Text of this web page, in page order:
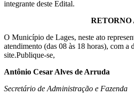
integrante deste Edital.
RETORNO
O Município de Lages, neste ato
atendimento (das 08 às 18 horas), com a
site.Publique-se,
Antônio Cesar Alves de Arruda
Secretário de Administração e Fazenda